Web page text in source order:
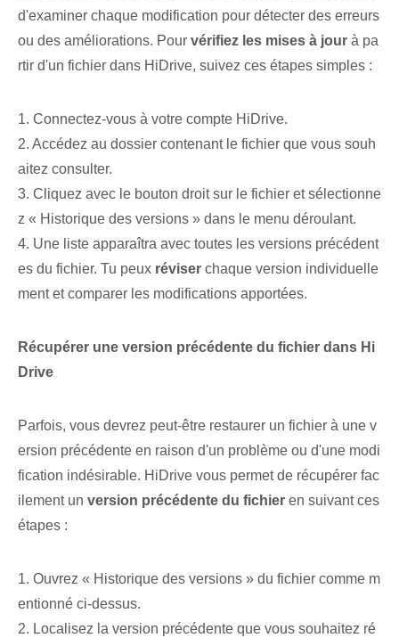
d'examiner chaque modification pour détecter des erreurs
ou des améliorations. Pour vérifiez‌ les ‌mises à jour à pa
rtir d'un fichier dans HiDrive, suivez ces étapes simples :
1. Connectez-vous à votre compte HiDrive.
2. Accédez au dossier contenant le fichier que vous souh
aitez consulter.
3. Cliquez avec le bouton droit sur le fichier et sélectionne
z « Historique des versions » dans le menu déroulant.
4.⁢ Une liste apparaîtra avec toutes les versions précédent
es du fichier. Tu peux réviser chaque version individuelle
ment et comparer les modifications apportées. ⁤
Récupérer une version précédente du fichier dans Hi
Drive
Parfois, vous devrez peut-être restaurer un fichier à une v
ersion précédente en raison d'un problème ou d'une modi
fication indésirable. HiDrive vous permet de récupérer fac
ilement un version précédente du fichier ⁣en suivant ces
étapes :
1. Ouvrez « Historique des versions » du fichier comme m
entionné ci-dessus.
2. Localisez la version précédente que vous souhaitez ré